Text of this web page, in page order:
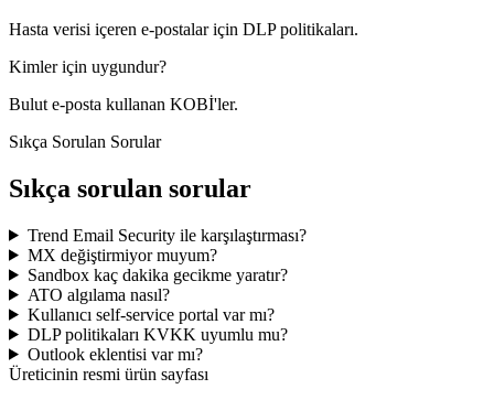
Hasta verisi içeren e-postalar için DLP politikaları.
Kimler için uygundur?
Bulut e-posta kullanan KOBİ'ler.
Sıkça Sorulan Sorular
Sıkça sorulan sorular
Trend Email Security ile karşılaştırması?
MX değiştirmiyor muyum?
Sandbox kaç dakika gecikme yaratır?
ATO algılama nasıl?
Kullanıcı self-service portal var mı?
DLP politikaları KVKK uyumlu mu?
Outlook eklentisi var mı?
Üreticinin resmi ürün sayfası